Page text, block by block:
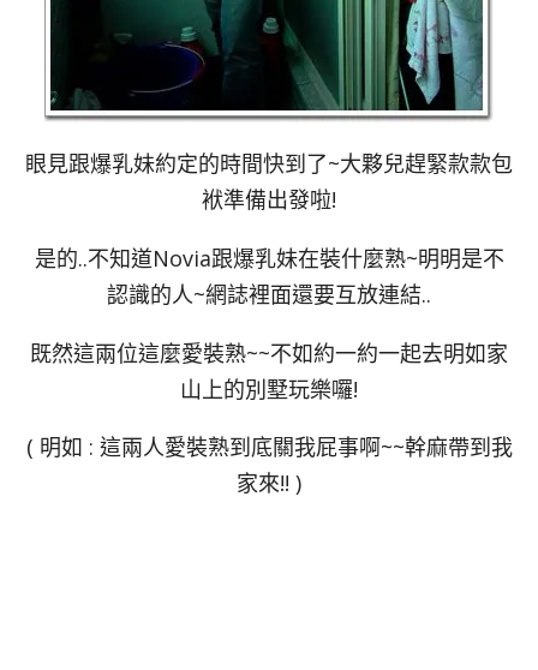
眼見跟爆乳妹約定的時間快到了~大夥兒趕緊款款包
袱準備出發啦!
是的..不知道Novia跟爆乳妹在裝什麼熟~明明是不
認識的人~網誌裡面還要互放連結..
既然這兩位這麼愛裝熟~~不如約一約一起去明如家
山上的別墅玩樂囉!
( 明如 : 這兩人愛裝熟到底關我屁事啊~~幹麻帶到我
家來!! )